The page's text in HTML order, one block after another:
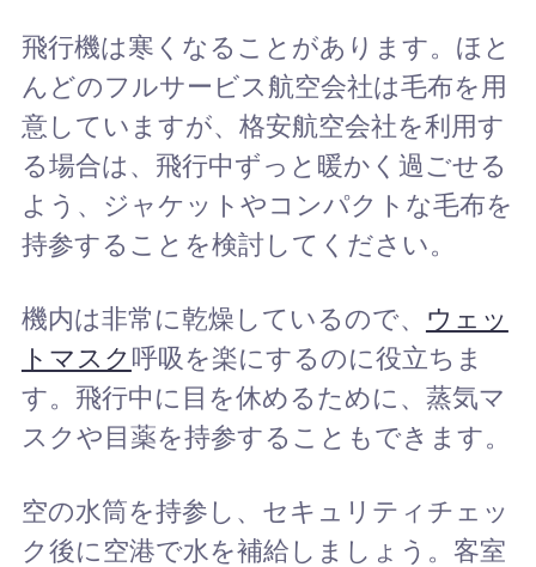
飛行機は寒くなることがあります。ほと
んどのフルサービス航空会社は毛布を用
意していますが、格安航空会社を利用す
る場合は、飛行中ずっと暖かく過ごせる
よう、ジャケットやコンパクトな毛布を
持参することを検討してください。
機内は非常に乾燥しているので、 ウェッ
トマスク 呼吸を楽にするのに役立ちま
す。飛行中に目を休めるために、蒸気マ
スクや目薬を持参することもできます。
空の水筒を持参し、セキュリティチェッ
ク後に空港で水を補給しましょう。客室